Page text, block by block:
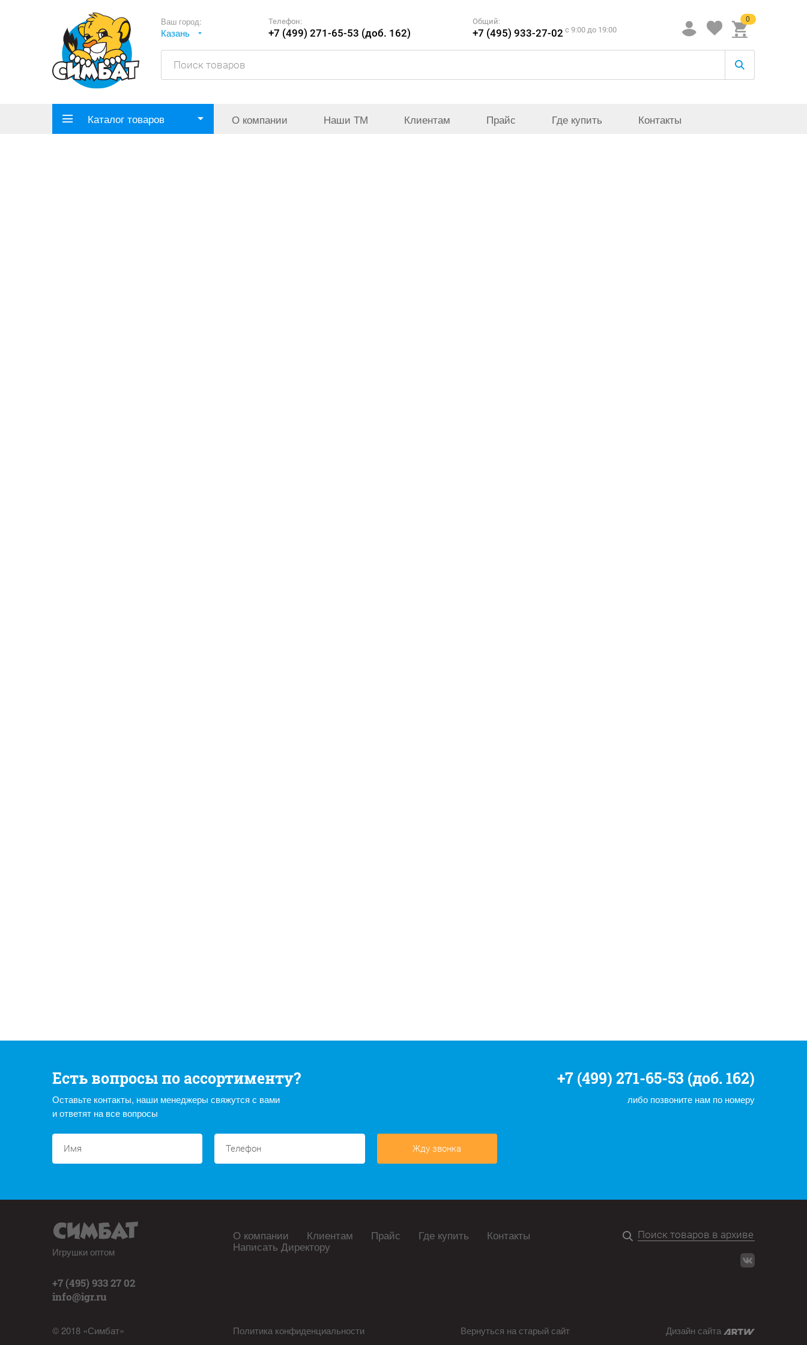
Ваш город:
Казань
Телефон:
+7 (499) 271-65-53 (доб. 162)
Общий:
+7 (495) 933-27-02 c 9:00 до 19:00
0
Каталог товаров О компании Наши ТМ Клиентам Прайс Где купить Контакты
Есть вопросы по ассортименту?
Оставьте контакты, наши менеджеры свяжутся с вами
и ответят на все вопросы
+7 (499) 271-65-53 (доб. 162)
либо позвоните нам по номеру
Жду звонка
Игрушки оптом
+7 (495) 933 27 02
info@igr.ru
© 2018 «Симбат»
О компании Клиентам Прайс Где купить Контакты
Написать Директору
Политика конфиденциальности Вернуться на старый сайт Дизайн сайта